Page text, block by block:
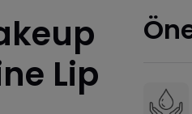
Lip